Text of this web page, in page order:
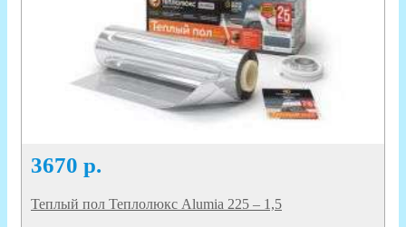
3670 р.
Теплый пол Теплолюкс Alumia 225 – 1,5